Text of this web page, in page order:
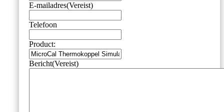
E-mailadres(Vereist)
Telefoon
Product:
Bericht(Vereist)